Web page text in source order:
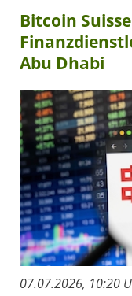
Bitcoin
Abu Dhabi
07.07.2026, 10:20